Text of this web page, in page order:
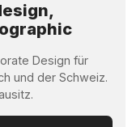
Design für
und der Schweiz.